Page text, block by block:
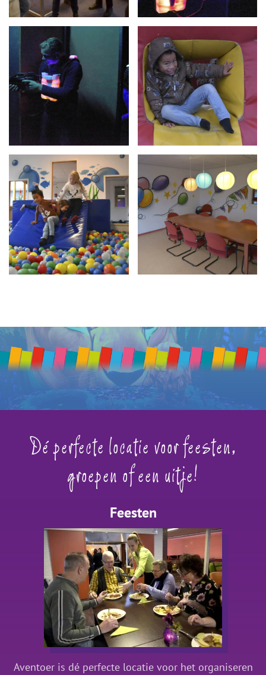
Dé perfecte locatie voor feesten,
groepen of een uitje!
Feesten
Aventoer is dé perfecte locatie voor het organiseren